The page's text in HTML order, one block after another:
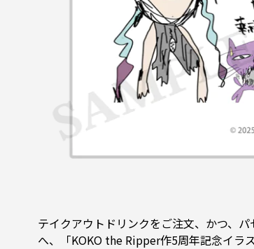
テイクアウトドリンクをご注文、かつ、
へ、「KOKO the Ripper作5周年記念イラ